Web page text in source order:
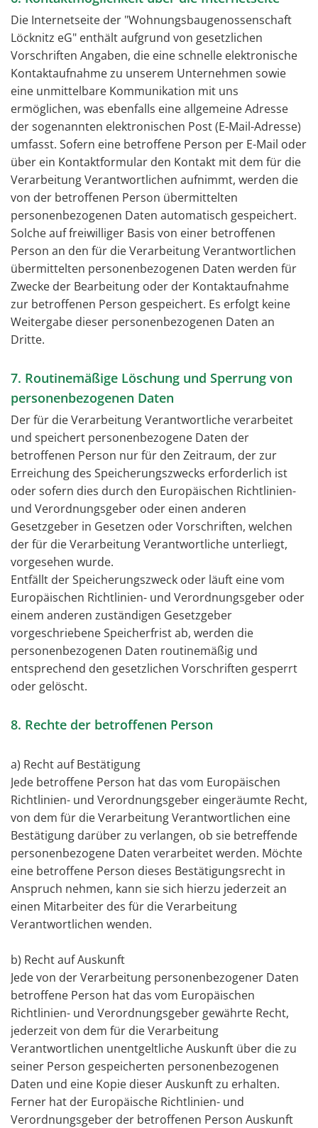
Die Internetseite der "Wohnungsbaugenossenschaft
Löcknitz eG" enthält aufgrund von gesetzlichen
Vorschriften Angaben, die eine schnelle elektronische
Kontaktaufnahme zu unserem Unternehmen sowie
eine unmittelbare Kommunikation mit uns
ermöglichen, was ebenfalls eine allgemeine Adresse
der sogenannten elektronischen Post (E-Mail-Adresse)
umfasst. Sofern eine betroffene Person per E-Mail oder
über ein Kontaktformular den Kontakt mit dem für die
Verarbeitung Verantwortlichen aufnimmt, werden die
von der betroffenen Person übermittelten
personenbezogenen Daten automatisch gespeichert.
Solche auf freiwilliger Basis von einer betroffenen
Person an den für die Verarbeitung Verantwortlichen
übermittelten personenbezogenen Daten werden für
Zwecke der Bearbeitung oder der Kontaktaufnahme
zur betroffenen Person gespeichert. Es erfolgt keine
Weitergabe dieser personenbezogenen Daten an
Dritte.
7. Routinemäßige Löschung und Sperrung von
personenbezogenen Daten
Der für die Verarbeitung Verantwortliche verarbeitet
und speichert personenbezogene Daten der
betroffenen Person nur für den Zeitraum, der zur
Erreichung des Speicherungszwecks erforderlich ist
oder sofern dies durch den Europäischen Richtlinien-
und Verordnungsgeber oder einen anderen
Gesetzgeber in Gesetzen oder Vorschriften, welchen
der für die Verarbeitung Verantwortliche unterliegt,
vorgesehen wurde.
Entfällt der Speicherungszweck oder läuft eine vom
Europäischen Richtlinien- und Verordnungsgeber oder
einem anderen zuständigen Gesetzgeber
vorgeschriebene Speicherfrist ab, werden die
personenbezogenen Daten routinemäßig und
entsprechend den gesetzlichen Vorschriften gesperrt
oder gelöscht.
8. Rechte der betroffenen Person
a) Recht auf Bestätigung
Jede betroffene Person hat das vom Europäischen
Richtlinien- und Verordnungsgeber eingeräumte Recht,
von dem für die Verarbeitung Verantwortlichen eine
Bestätigung darüber zu verlangen, ob sie betreffende
personenbezogene Daten verarbeitet werden. Möchte
eine betroffene Person dieses Bestätigungsrecht in
Anspruch nehmen, kann sie sich hierzu jederzeit an
einen Mitarbeiter des für die Verarbeitung
Verantwortlichen wenden.
b) Recht auf Auskunft
Jede von der Verarbeitung personenbezogener Daten
betroffene Person hat das vom Europäischen
Richtlinien- und Verordnungsgeber gewährte Recht,
jederzeit von dem für die Verarbeitung
Verantwortlichen unentgeltliche Auskunft über die zu
seiner Person gespeicherten personenbezogenen
Daten und eine Kopie dieser Auskunft zu erhalten.
Ferner hat der Europäische Richtlinien- und
Verordnungsgeber der betroffenen Person Auskunft